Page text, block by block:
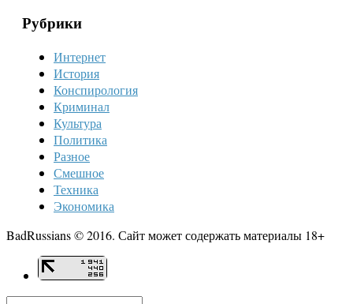
Рубрики
Интернет
История
Конспирология
Криминал
Культура
Политика
Разное
Смешное
Техника
Экономика
BadRussians © 2016. Сайт может содержать материалы 18+